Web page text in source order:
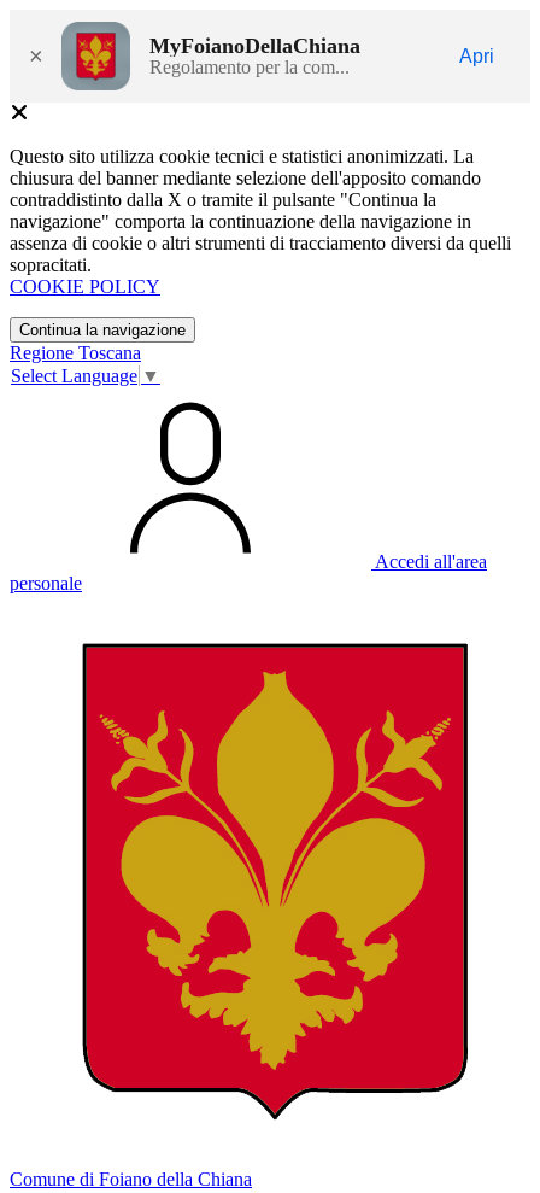
× MyFoianoDellaChiana
Regolamento per la com...
Apri
Questo sito utilizza cookie tecnici e statistici anonimizzati. La
chiusura del banner mediante selezione dell'apposito comando
contraddistinto dalla X o tramite il pulsante "Continua la
navigazione" comporta la continuazione della navigazione in
assenza di cookie o altri strumenti di tracciamento diversi da quelli
sopracitati.
COOKIE POLICY
Continua la navigazione
Regione Toscana
Select Language ▼
Accedi all'area
personale
Comune di Foiano della Chiana